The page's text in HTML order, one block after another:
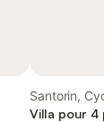
Santorin,
Villa pour 4